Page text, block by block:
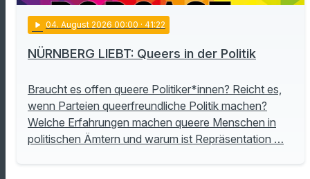
play_arrow 04. August 2026 00:00 · 41:22
NÜRNBERG LIEBT: Queers in der Politik
Braucht es offen queere Politiker*innen? Reicht es,
wenn Parteien queerfreundliche Politik machen?
Welche Erfahrungen machen queere Menschen in
politischen Ämtern und warum ist Repräsentation …